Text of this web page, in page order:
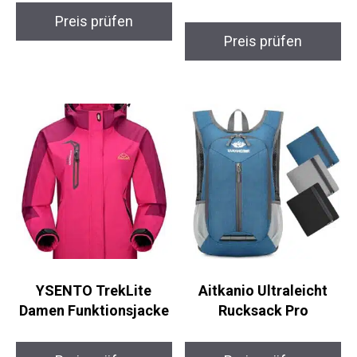
Preis prüfen
Preis prüfen
YSENTO TrekLite
Damen Funktionsjacke
Aitkanio Ultraleicht
Rucksack Pro